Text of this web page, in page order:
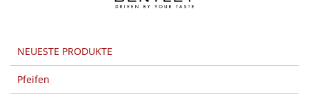
NEUESTE PRODUKTE
Pfeifen